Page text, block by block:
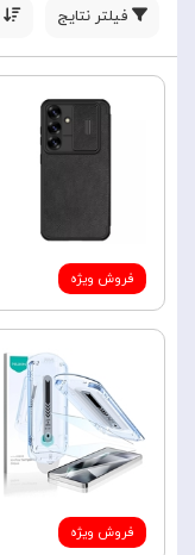
فیلتر نتایج
فروش ویژه
فروش ویژه